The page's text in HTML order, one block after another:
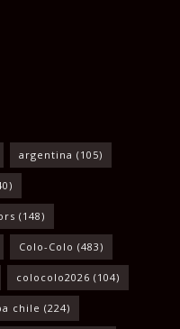
argentina (105)
(148)
Colo-Colo (483)
colocolo2026 (104)
chile (224)